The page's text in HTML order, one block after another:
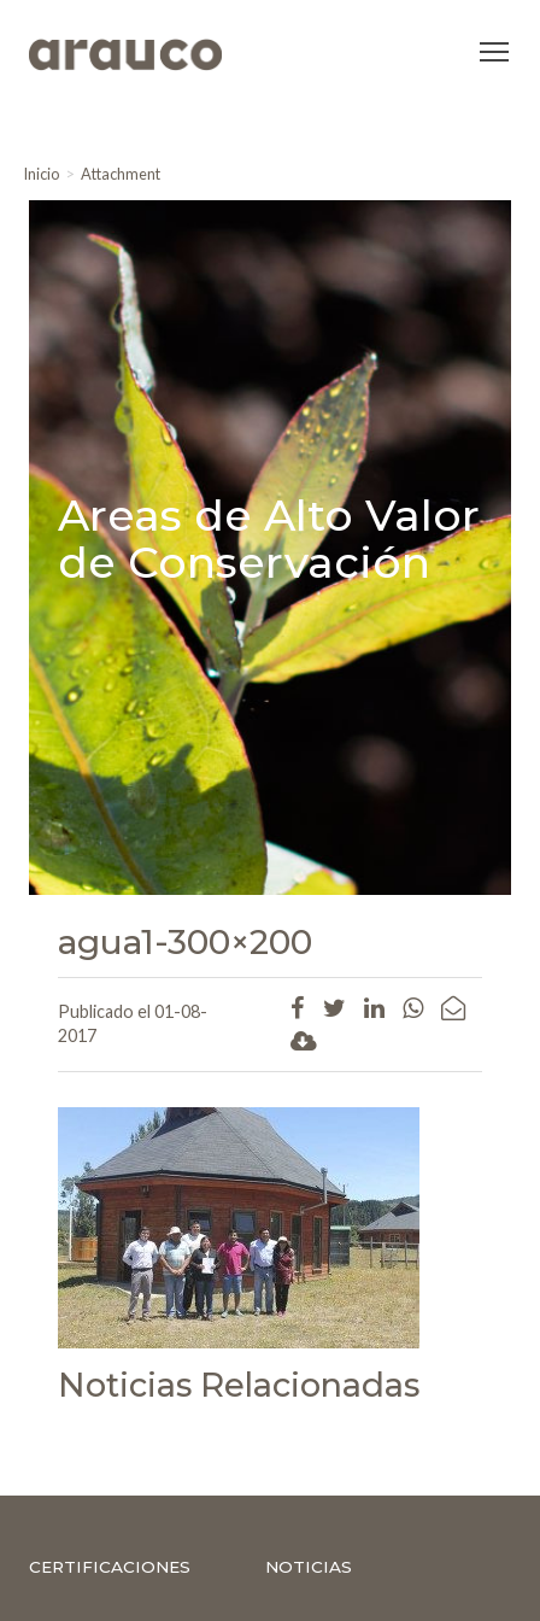
Inicio Attachment
Areas de Alto Valor
de Conservación
agua1-300×200
Publicado el 01-08-
2017
Noticias Relacionadas
CERTIFICACIONES NOTICIAS